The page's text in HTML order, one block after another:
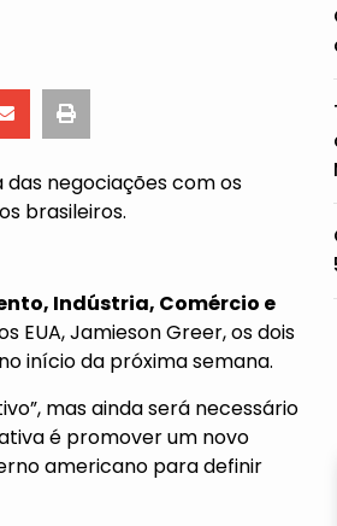
negociações com os
brasileiros.
Indústria, Comércio e
EUA, Jamieson Greer, os dois
início da próxima semana.
mas ainda será necessário
é promover um novo
americano para definir